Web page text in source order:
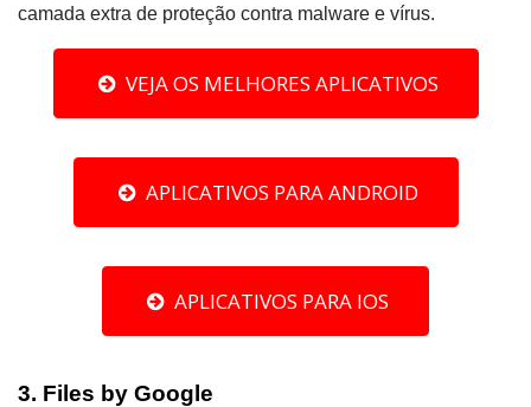
camada extra de proteção contra malware e vírus.
VEJA OS MELHORES APLICATIVOS
APLICATIVOS PARA ANDROID
APLICATIVOS PARA IOS
3. Files by Google